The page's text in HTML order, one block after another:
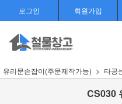
로그인 회원가입
유리문손잡이(주문제작가능) 타공
CS030